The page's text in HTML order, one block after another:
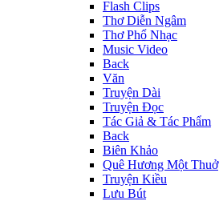
Flash Clips
Thơ Diễn Ngâm
Thơ Phổ Nhạc
Music Video
Back
Văn
Truyện Dài
Truyện Đọc
Tác Giả & Tác Phẩm
Back
Biên Khảo
Quê Hương Một Thuở
Truyện Kiều
Lưu Bút